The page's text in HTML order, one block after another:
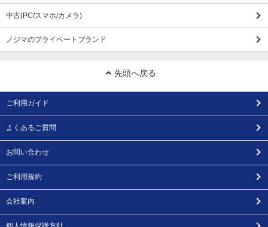
中古(PC/スマホ/カメラ)
ノジマのプライベートブランド
先頭へ戻る
ご利用ガイド
よくあるご質問
お問い合わせ
ご利用規約
会社案内